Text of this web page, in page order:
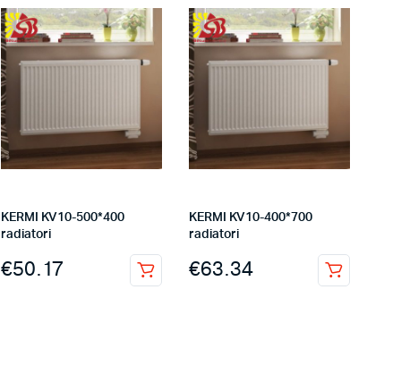
KERMI KV10-500*400
radiatori
€50.17
KERMI KV10-400*700
radiatori
€63.34